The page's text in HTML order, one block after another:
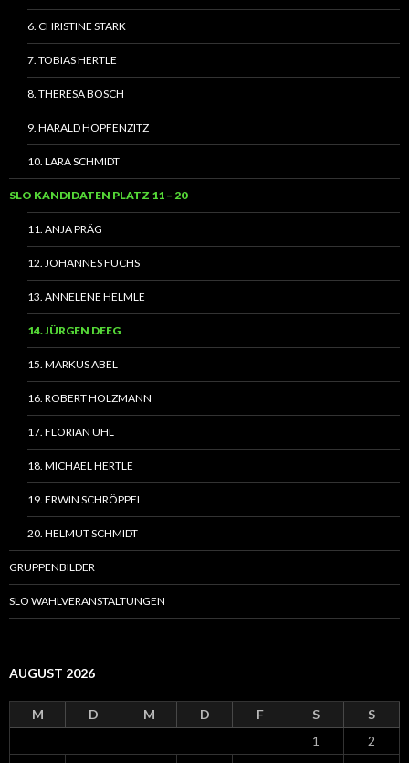
6. CHRISTINE STARK
7. TOBIAS HERTLE
8. THERESA BOSCH
9. HARALD HOPFENZITZ
10. LARA SCHMIDT
SLO KANDIDATEN PLATZ 11 – 20
11. ANJA PRÄG
12. JOHANNES FUCHS
13. ANNELENE HELMLE
14. JÜRGEN DEEG
15. MARKUS ABEL
16. ROBERT HOLZMANN
17. FLORIAN UHL
18. MICHAEL HERTLE
19. ERWIN SCHRÖPPEL
20. HELMUT SCHMIDT
GRUPPENBILDER
SLO WAHLVERANSTALTUNGEN
AUGUST 2026
M D M D F S
S
1
2